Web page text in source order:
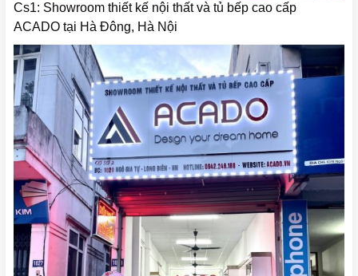
Cs1: Showroom thiết kế nội thất và tủ bếp cao cấp
ACADO tại Hà Đông, Hà Nội